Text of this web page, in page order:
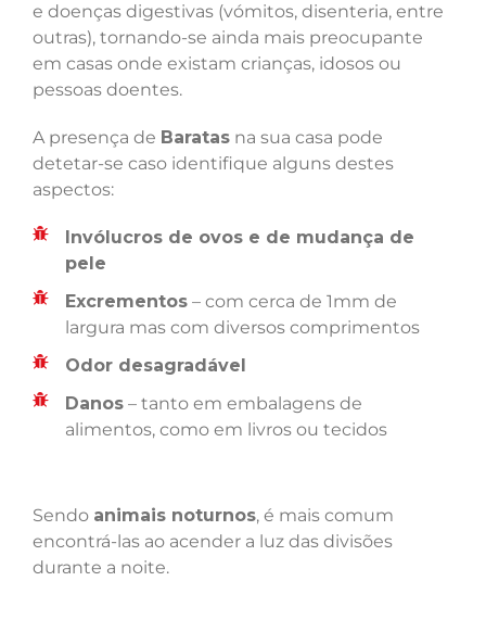
e doenças digestivas (vómitos, disenteria, entre
outras), tornando-se ainda mais preocupante
em casas onde existam crianças, idosos ou
pessoas doentes.
A presença de Baratas na sua casa pode
detetar-se caso identifique alguns destes
aspectos:
Invólucros de ovos e de mudança de
pele
Excrementos – com cerca de 1mm de
largura mas com diversos comprimentos
Odor desagradável
Danos – tanto em embalagens de
alimentos, como em livros ou tecidos
Sendo animais noturnos, é mais comum
encontrá-las ao acender a luz das divisões
durante a noite.